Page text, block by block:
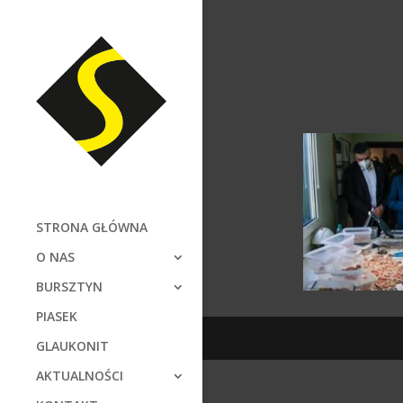
STRONA GŁÓWNA
O NAS
BURSZTYN
PIASEK
GLAUKONIT
AKTUALNOŚCI